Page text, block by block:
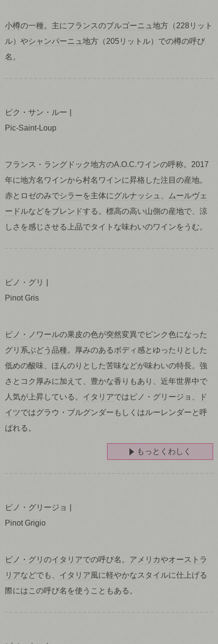
小樽の一種。主にフランスのブルゴーニュ 地方（228リット
ル）やシャンパーニュ 地方（205リットル）での樽の呼び
名。
ピク・サン・ルー
Pic-Saint-Loup
フランス ・ ラングドック地方のA.O.C.ワインの呼称。2017
年に地方名ワインから村名ワインに昇格した注目の産地。
赤とロゼのみでシラーを主体に グルナッシュ
ムールヴェ
ードルなどをブレンドする。標高の高い山側の産地で、涼
しさを感じさせる上品でタイトな味わいのワインをうむ。
ピノ・グリ
Pinot Gris
ピノ・ノワールの果皮の色が突然変異でピンク色になった
グリ系ぶどう品種。厚みのあるボディ感とゆったりとした
低めの酸味、ほんのりとした苦味などが味わいの特長。強
さとコク厚みに加えて、豊かな香りもあり、近年世界中で
人気が上昇している。 イタリアではピノ・グリージョ、
ド
イツではグラウ・ブルグンダーもしくはルーレンダーと呼
ばれる。
もっとくわしく
ピノ・グリージョ
Pinot Grigio
ピノ・グリ のイタリアでの呼び名。 アメリカやオーストラ
リアなどでも、 イタリア風に軽やかなスタイルに仕上げる
際にはこの呼び名を使うこともある。